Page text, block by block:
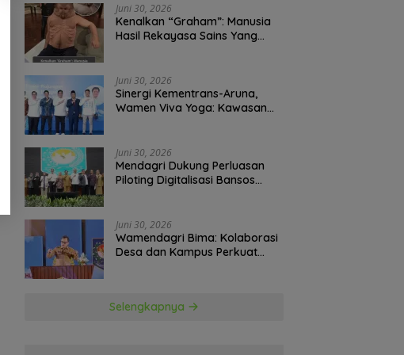
Juni 30, 2026
Kenalkan “Graham”: Manusia
Hasil Rekayasa Sains Yang
Juni 30, 2026
Sinergi Kementrans-Aruna,
Wamen Viva Yoga: Kawasan
Juni 30, 2026
Mendagri Dukung Perluasan
Piloting Digitalisasi Bansos
Juni 30, 2026
Wamendagri Bima: Kolaborasi
Desa dan Kampus Perkuat
Selengkapnya